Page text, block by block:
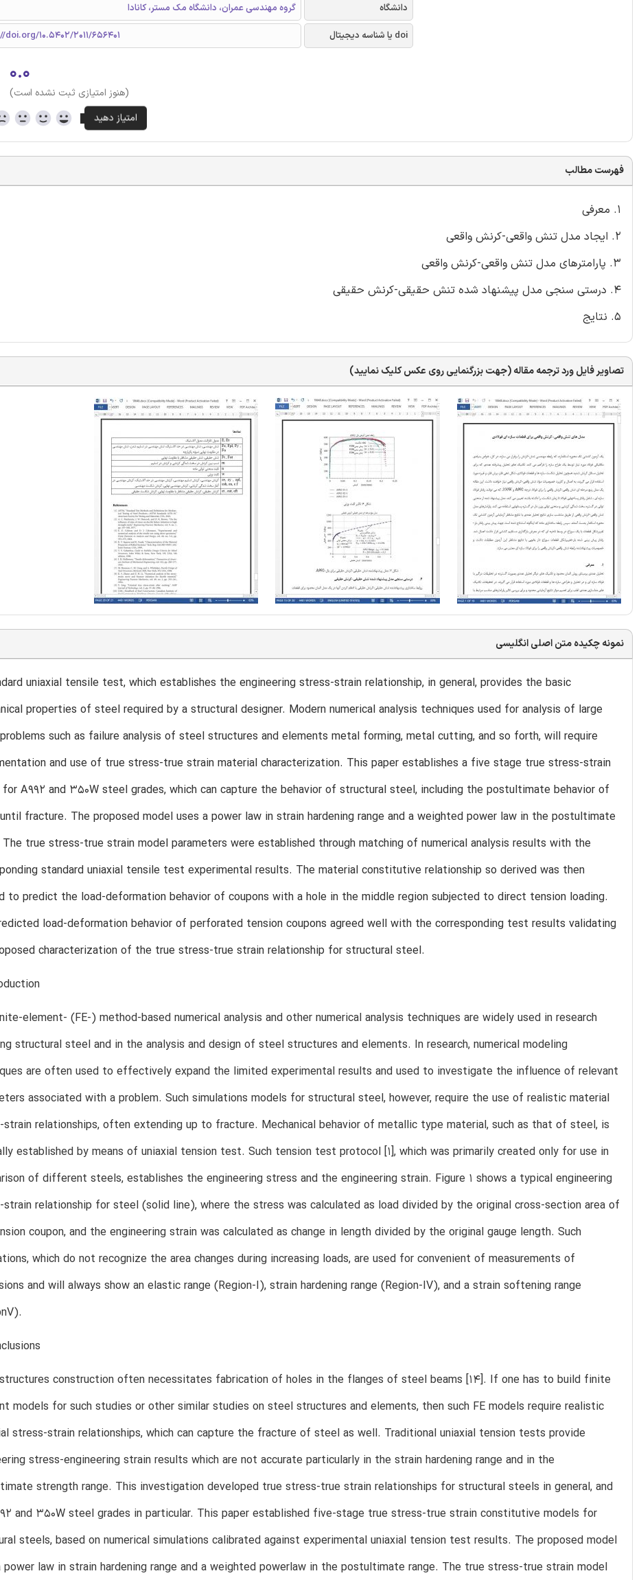
دانشگاه
گروه مهندسی عمران، دانشگاه مک مستر، کانادا
doi یا شناسه دیجیتال
10.5402/2011/656401
۰.۰
(هنوز امتیازی ثبت نشده است)
فهرست مطالب
1. معرفی
2. ایجاد مدل تنش واقعی-کرنش واقعی
3. پارامترهای مدل تنش واقعی-کرنش واقعی
4. درستی سنجی مدل پیشنهاد شده تنش حقیقی-کرنش حقیقی
5. نتایج
تصاویر فایل ورد ترجمه مقاله (جهت بزرگنمایی روی عکس کلیک نمایید)
نمونه چکیده متن اصلی انگلیسی
uniaxial tensile test, which establishes the engineering stress-strain relationship, in general, provides the basic
properties of steel required by a structural designer. Modern numerical analysis techniques used for analysis of large
such as failure analysis of steel structures and elements metal forming, metal cutting, and so forth, will require
and use of true stress-true strain material characterization. This paper establishes a five stage true stress-strain
A992 and 350W steel grades, which can capture the behavior of structural steel, including the postultimate behavior of
fracture. The proposed model uses a power law in strain hardening range and a weighted power law in the postultimate
The true stress-true strain model parameters were established through matching of numerical analysis results with the
standard uniaxial tensile test experimental results. The material constitutive relationship so derived was then
to predict the load-deformation behavior of coupons with a hole in the middle region subjected to direct tension loading.
load-deformation behavior of perforated tension coupons agreed well with the corresponding test results validating
characterization of the true stress-true strain relationship for structural steel.
element- (FE-) method-based numerical analysis and other numerical analysis techniques are widely used in research
structural steel and in the analysis and design of steel structures and elements. In research, numerical modeling
are often used to effectively expand the limited experimental results and used to investigate the influence of relevant
associated with a problem. Such simulations models for structural steel, however, require the use of realistic material
relationships, often extending up to fracture. Mechanical behavior of metallic type material, such as that of steel, is
established by means of uniaxial tension test. Such tension test protocol [1], which was primarily created only for use in
of different steels, establishes the engineering stress and the engineering strain. Figure 1 shows a typical engineering
relationship for steel (solid line), where the stress was calculated as load divided by the original cross-section area of
coupon, and the engineering strain was calculated as change in length divided by the original gauge length. Such
which do not recognize the area changes during increasing loads, are used for convenient of measurements of
and will always show an elastic range (Region-I), strain hardening range (Region-IV), and a strain softening range
construction often necessitates fabrication of holes in the flanges of steel beams [14]. If one has to build finite
models for such studies or other similar studies on steel structures and elements, then such FE models require realistic
stress-strain relationships, which can capture the fracture of steel as well. Traditional uniaxial tension tests provide
stress-engineering strain results which are not accurate particularly in the strain hardening range and in the
strength range. This investigation developed true stress-true strain relationships for structural steels in general, and
and 350W steel grades in particular. This paper established five-stage true stress-true strain constitutive models for
steels, based on numerical simulations calibrated against experimental uniaxial tension test results. The proposed model
power law in strain hardening range and a weighted powerlaw in the postultimate range. The true stress-true strain model